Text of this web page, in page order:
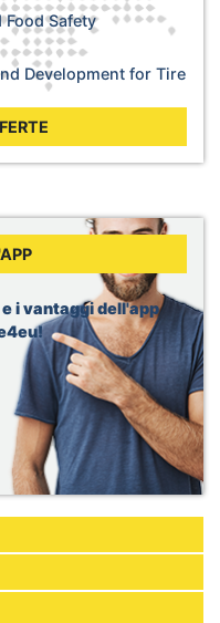
Safety
Development for Tire
Oversight
la-Neuve, Belgio
Specialist
i vantaggi dell'app